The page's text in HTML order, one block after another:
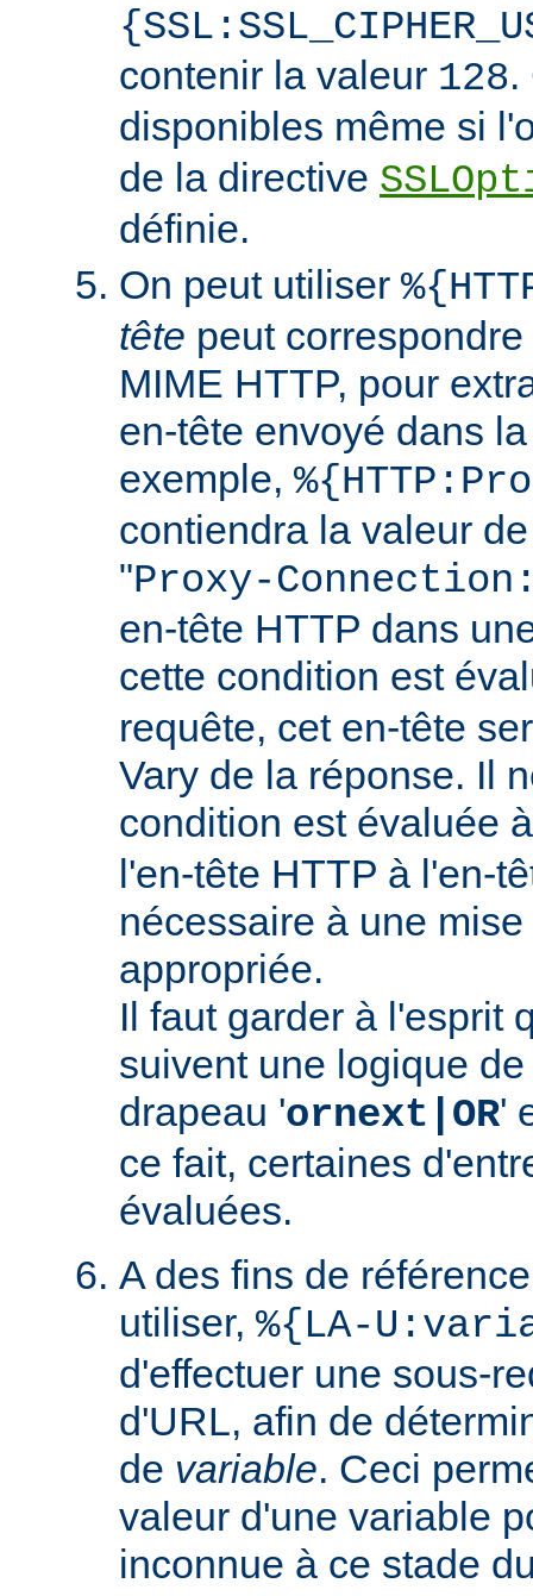
contenir la valeur 128.
disponibles même si
de la directive
définie.
On peut utiliser
tête peut
MIME HTTP, pour
en-tête envoyé dans
exemple,
contiendra la valeur
"Proxy-
en-tête HTTP dans
cette condition est
requête, cet en-tête
Vary de la réponse. Il
condition est évaluée
l'en-tête HTTP à l'en-
nécessaire à une
appropriée.
Il faut garder à l'esprit
suivent une logique
drapeau 'ornext|OR'
ce fait, certaines
évaluées.
A des fins de
utiliser, %{LA-
d'effectuer une sous-
d'URL, afin de
de variable. Ceci
valeur d'une variable
inconnue à ce stade